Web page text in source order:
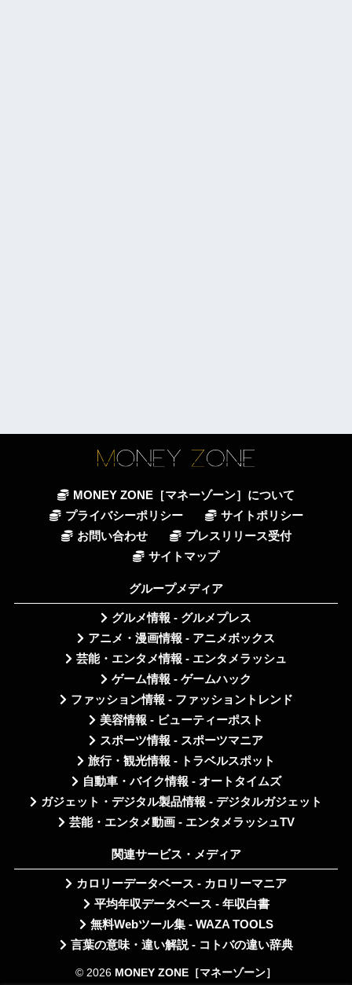
MONEY ZONE［マネーゾーン］について
プライバシーポリシー
サイトポリシー
お問い合わせ
プレスリリース受付
サイトマップ
グループメディア
グルメ情報 - グルメプレス
アニメ・漫画情報 - アニメボックス
芸能・エンタメ情報 - エンタメラッシュ
ゲーム情報 - ゲームハック
ファッション情報 - ファッショントレンド
美容情報 - ビューティーポスト
スポーツ情報 - スポーツマニア
旅行・観光情報 - トラベルスポット
自動車・バイク情報 - オートタイムズ
ガジェット・デジタル製品情報 - デジタルガジェット
芸能・エンタメ動画 - エンタメラッシュTV
関連サービス・メディア
カロリーデータベース - カロリーマニア
平均年収データベース - 年収白書
無料Webツール集 - WAZA TOOLS
言葉の意味・違い解説 - コトバの違い辞典
© 2026 MONEY ZONE［マネーゾーン］